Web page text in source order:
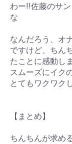
わー!!佐藤のサ
な
なんだろう、オ
ですけど、ちん
たことに感動し
スムーズにイク
とてもワクワク
【まとめ】
ちんちんが求め